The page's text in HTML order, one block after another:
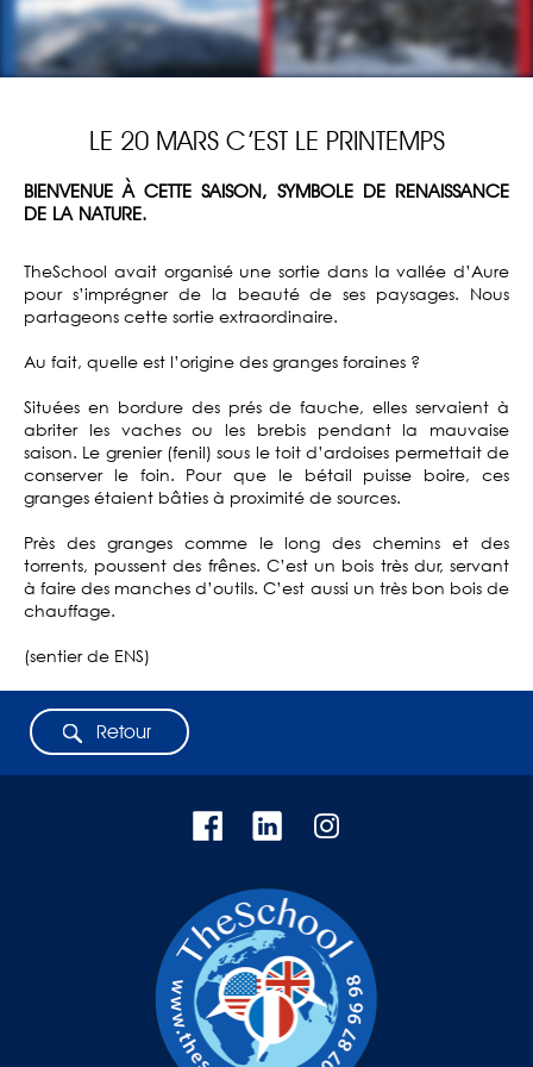
LE 20 MARS C’EST LE PRINTEMPS
BIENVENUE À CETTE SAISON, SYMBOLE DE RENAISSANCE
DE LA NATURE.
TheSchool avait organisé une sortie dans la vallée d’Aure
pour s’imprégner de la beauté de ses paysages. Nous
partageons cette sortie extraordinaire.
Au fait, quelle est l’origine des granges foraines ?
Situées en bordure des prés de fauche, elles servaient à
abriter les vaches ou les brebis pendant la mauvaise
saison. Le grenier (fenil) sous le toit d’ardoises permettait de
conserver le foin. Pour que le bétail puisse boire, ces
granges étaient bâties à proximité de sources.
Près des granges comme le long des chemins et des
torrents, poussent des frênes. C’est un bois très dur, servant
à faire des manches d’outils. C’est aussi un très bon bois de
chauffage.
(sentier de ENS)
Retour